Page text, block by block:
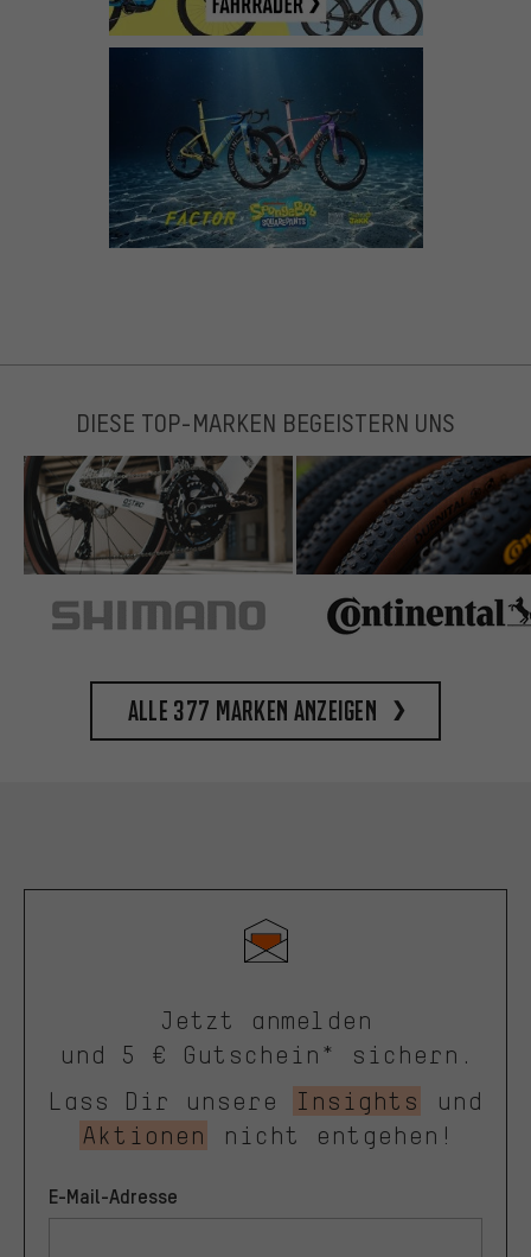
DIESE TOP-MARKEN BEGEISTERN UNS
Alle 377 Marken anzeigen
Jetzt anmelden
und 5 € Gutschein* sichern.
Lass Dir unsere
Insights
und
Aktionen
nicht entgehen!
E-Mail-Adresse